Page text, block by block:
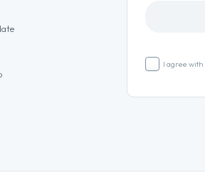
I agree with